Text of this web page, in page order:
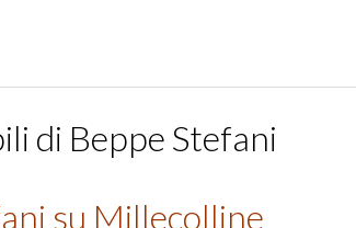
di Beppe Stefani
su Millecolline